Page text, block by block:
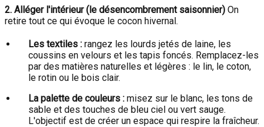
2. Alléger l'intérieur (le désencombrement saisonnier) On
retire tout ce qui évoque le cocon hivernal.
Les textiles : rangez les lourds jetés de laine, les
coussins en velours et les tapis foncés. Remplacez-les
par des matières naturelles et légères : le lin, le coton,
le rotin ou le bois clair.
La palette de couleurs : misez sur le blanc, les tons de
sable et des touches de bleu ciel ou vert sauge.
L'objectif est de créer un espace qui respire la fraîcheur.